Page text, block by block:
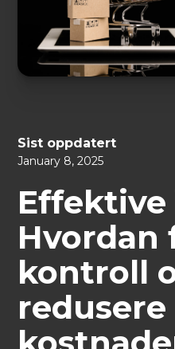
Sist oppdatert
January 8, 2025
Hvordan
kontroll
redusere